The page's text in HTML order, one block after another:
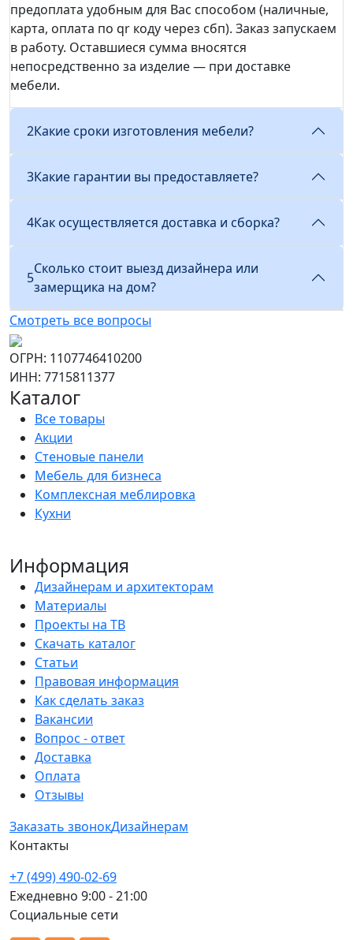
предоплата удобным для Вас способом (наличные,
карта, оплата по qr коду через сбп). Заказ запускаем
в работу. Оставшиеся сумма вносятся
непосредственно за изделие — при доставке
мебели.
2Какие сроки изготовления мебели?
3Какие гарантии вы предоставляете?
4Как осуществляется доставка и сборка?
5
Сколько стоит выезд дизайнера или
замерщика на дом?
Смотреть все вопросы
ОГРН: 1107746410200
ИНН: 7715811377
Каталог
Все товары
Акции
Стеновые панели
Мебель для бизнеса
Комплексная меблировка
Кухни
Информация
Дизайнерам и архитекторам
Материалы
Проекты на ТВ
Скачать каталог
Статьи
Правовая информация
Как сделать заказ
Вакансии
Вопрос - ответ
Доставка
Оплата
Отзывы
Заказать звонокДизайнерам
Контакты
+7 (499) 490-02-69
Ежедневно 9:00 - 21:00
Социальные сети